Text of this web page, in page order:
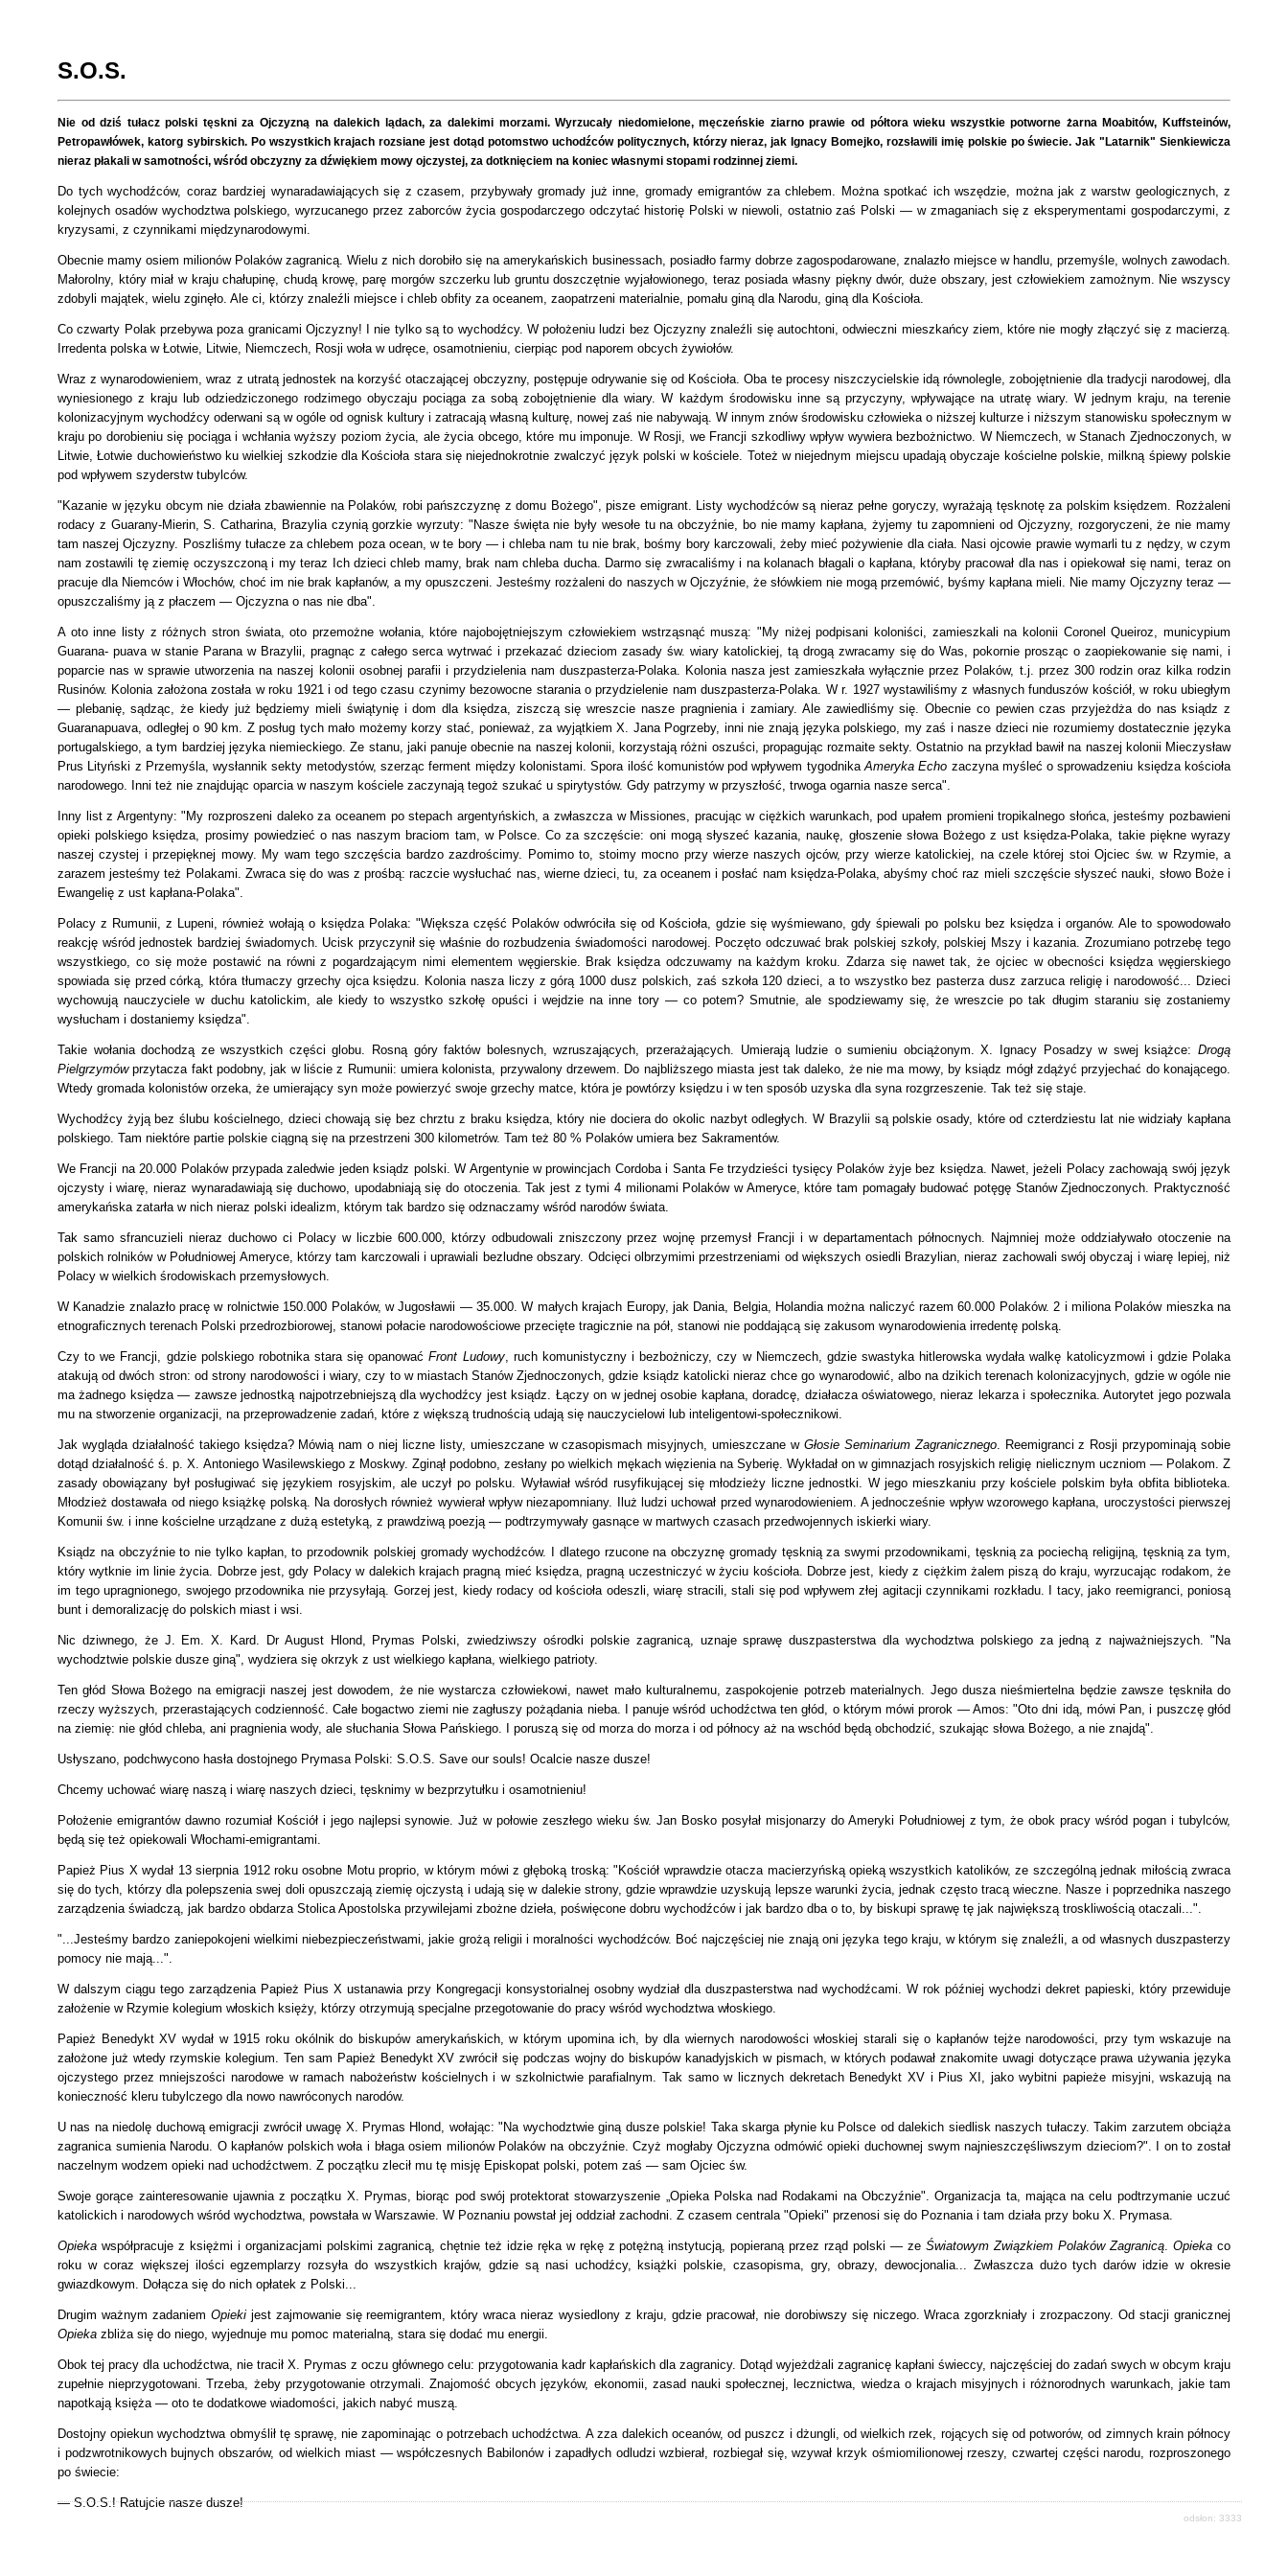
S.O.S.
Nie od dziś tułacz polski tęskni za Ojczyzną na dalekich lądach, za dalekimi morzami. Wyrzucały niedomielone, męczeńskie ziarno prawie od półtora wieku wszystkie potworne żarna Moabitów, Kuffsteinów,
Petropawłówek, katorg sybirskich. Po wszystkich krajach rozsiane jest dotąd potomstwo uchodźców politycznych, którzy nieraz, jak Ignacy Bomejko, rozsławili imię polskie po świecie. Jak "Latarnik" Sienkiewicza
nieraz płakali w samotności, wśród obczyzny za dźwiękiem mowy ojczystej, za dotknięciem na koniec własnymi stopami rodzinnej ziemi.
Do tych wychodźców, coraz bardziej wynaradawiających się z czasem, przybywały gromady już inne, gromady emigrantów za chlebem. Można spotkać ich wszędzie, można jak z warstw geologicznych, z
kolejnych osadów wychodztwa polskiego, wyrzucanego przez zaborców życia gospodarczego odczytać historię Polski w niewoli, ostatnio zaś Polski — w zmaganiach się z eksperymentami gospodarczymi, z
kryzysami, z czynnikami międzynarodowymi.
Obecnie mamy osiem milionów Polaków zagranicą. Wielu z nich dorobiło się na amerykańskich businessach, posiadło farmy dobrze zagospodarowane, znalazło miejsce w handlu, przemyśle, wolnych zawodach.
Małorolny, który miał w kraju chałupinę, chudą krowę, parę morgów szczerku lub gruntu doszczętnie wyjałowionego, teraz posiada własny piękny dwór, duże obszary, jest człowiekiem zamożnym. Nie wszyscy
zdobyli majątek, wielu zginęło. Ale ci, którzy znaleźli miejsce i chleb obfity za oceanem, zaopatrzeni materialnie, pomału giną dla Narodu, giną dla Kościoła.
Co czwarty Polak przebywa poza granicami Ojczyzny! I nie tylko są to wychodźcy. W położeniu ludzi bez Ojczyzny znaleźli się autochtoni, odwieczni mieszkańcy ziem, które nie mogły złączyć się z macierzą.
Irredenta polska w Łotwie, Litwie, Niemczech, Rosji woła w udręce, osamotnieniu, cierpiąc pod naporem obcych żywiołów.
Wraz z wynarodowieniem, wraz z utratą jednostek na korzyść otaczającej obczyzny, postępuje odrywanie się od Kościoła. Oba te procesy niszczycielskie idą równolegle, zobojętnienie dla tradycji narodowej, dla
wyniesionego z kraju lub odziedziczonego rodzimego obyczaju pociąga za sobą zobojętnienie dla wiary.W każdym środowisku inne są przyczyny, wpływające na utratę wiary. W jednym kraju, na terenie
kolonizacyjnym wychodźcy oderwani są w ogóle od ognisk kultury i zatracają własną kulturę, nowej zaś nie nabywają. W innym znów środowisku człowieka o niższej kulturze i niższym stanowisku społecznym w
kraju po dorobieniu się pociąga i wchłania wyższy poziom życia, ale życia obcego, które mu imponuje. W Rosji, we Francji szkodliwy wpływ wywiera bezbożnictwo. W Niemczech, w Stanach Zjednoczonych, w
Litwie, Łotwie duchowieństwo ku wielkiej szkodzie dla Kościoła stara się niejednokrotnie zwalczyć język polski w kościele. Toteż w niejednym miejscu upadają obyczaje kościelne polskie, milkną śpiewy polskie
pod wpływem szyderstw tubylców.
"Kazanie w języku obcym nie działa zbawiennie na Polaków, robi pańszczyznę z domu Bożego", pisze emigrant. Listy wychodźców są nieraz pełne goryczy, wyrażają tęsknotę za polskim księdzem. Rozżaleni
rodacy z Guarany-Mierin, S. Catharina, Brazylia czynią gorzkie wyrzuty: "Nasze święta nie były wesołe tu na obczyźnie, bo nie mamy kapłana, żyjemy tu zapomnieni od Ojczyzny, rozgoryczeni, że nie mamy
tam naszej Ojczyzny. Poszliśmy tułacze za chlebem poza ocean, w te bory — i chleba nam tu nie brak, bośmy bory karczowali, żeby mieć pożywienie dla ciała. Nasi ojcowie prawie wymarli tu z nędzy, w czym
nam zostawili tę ziemię oczyszczoną i my teraz Ich dzieci chleb mamy, brak nam chleba ducha. Darmo się zwracaliśmy i na kolanach błagali o kapłana, któryby pracował dla nas i opiekował się nami, teraz on
pracuje dla Niemców i Włochów, choć im nie brak kapłanów, a my opuszczeni. Jesteśmy rozżaleni do naszych w Ojczyźnie, że słówkiem nie mogą przemówić, byśmy kapłana mieli. Nie mamy Ojczyzny teraz —
opuszczaliśmy ją z płaczem — Ojczyzna o nas nie dba".
A oto inne listy z różnych stron świata, oto przemożne wołania, które najobojętniejszym człowiekiem wstrząsnąć muszą: "My niżej podpisani koloniści, zamieszkali na kolonii Coronel Queiroz, municypium
Guarana- puava w stanie Parana w Brazylii, pragnąc z całego serca wytrwać i przekazać dzieciom zasady św. wiary katolickiej, tą drogą zwracamy się do Was, pokornie prosząc o zaopiekowanie się nami, i
poparcie nas w sprawie utworzenia na naszej kolonii osobnej parafii i przydzielenia nam duszpasterza-Polaka. Kolonia nasza jest zamieszkała wyłącznie przez Polaków, t.j. przez 300 rodzin oraz kilka rodzin
Rusinów. Kolonia założona została w roku 1921 i od tego czasu czynimy bezowocne starania o przydzielenie nam duszpasterza-Polaka. W r. 1927 wystawiliśmy z własnych funduszów kościół, w roku ubiegłym
— plebanię, sądząc, że kiedy już będziemy mieli świątynię i dom dla księdza, ziszczą się wreszcie nasze pragnienia i zamiary. Ale zawiedliśmy się. Obecnie co pewien czas przyjeżdża do nas ksiądz z
Guaranapuava, odległej o 90 km. Z posług tych mało możemy korzy stać, ponieważ, za wyjątkiem X. Jana Pogrzeby, inni nie znają języka polskiego, my zaś i nasze dzieci nie rozumiemy dostatecznie języka
portugalskiego, a tym bardziej języka niemieckiego.Ze stanu, jaki panuje obecnie na naszej kolonii, korzystają różni oszuści, propagując rozmaite sekty. Ostatnio na przykład bawił na naszej kolonii Mieczysław
Prus Lityński z Przemyśla, wysłannik sekty metodystów, szerząc ferment między kolonistami. Spora ilość komunistów pod wpływem tygodnikaAmeryka Echo zaczyna myśleć o sprowadzeniu księdza kościoła
narodowego. Inni też nie znajdując oparcia w naszym kościele zaczynają tegoż szukać u spirytystów. Gdy patrzymy w przyszłość, trwoga ogarnia nasze serca".
Inny list z Argentyny:"My rozproszeni daleko za oceanem po stepach argentyńskich, a zwłaszcza w Missiones, pracując w ciężkich warunkach, pod upałem promieni tropikalnego słońca, jesteśmy pozbawieni
opieki polskiego księdza, prosimy powiedzieć o nas naszym braciom tam, w Polsce. Co za szczęście: oni mogą słyszeć kazania, naukę, głoszenie słowa Bożego z ust księdza-Polaka, takie piękne wyrazy
naszej czystej i przepięknej mowy. My wam tego szczęścia bardzo zazdrościmy. Pomimo to, stoimy mocno przy wierze naszych ojców, przy wierze katolickiej, na czele której stoi Ojciec św. w Rzymie, a
zarazem jesteśmy też Polakami. Zwraca się do was z prośbą: raczcie wysłuchać nas, wierne dzieci, tu, za oceanem i posłać nam księdza-Polaka, abyśmy choć raz mieli szczęście słyszeć nauki, słowo Boże i
Ewangelię z ust kapłana-Polaka".
Polacy z Rumunii, z Lupeni, również wołają o księdza Polaka: "Większa część Polaków odwróciła się od Kościoła, gdzie się wyśmiewano, gdy śpiewali po polsku bez księdza i organów. Ale to spowodowało
reakcję wśród jednostek bardziej świadomych. Ucisk przyczynił się właśnie do rozbudzenia świadomości narodowej. Poczęto odczuwać brak polskiej szkoły, polskiej Mszy i kazania. Zrozumiano potrzebę tego
wszystkiego, co się może postawić na równi z pogardzającym nimi elementem węgierskie. Brak księdza odczuwamy na każdym kroku. Zdarza się nawet tak, że ojciec w obecności księdza węgierskiego
spowiada się przed córką, która tłumaczy grzechy ojca księdzu. Kolonia nasza liczy z górą 1000 dusz polskich, zaś szkoła 120 dzieci, a to wszystko bez pasterza dusz zarzuca religię i narodowość... Dzieci
wychowują nauczyciele w duchu katolickim, ale kiedy to wszystko szkołę opuści i wejdzie na inne tory — co potem? Smutnie, ale spodziewamy się, że wreszcie po tak długim staraniu się zostaniemy
wysłucham i dostaniemy księdza".
Takie wołania dochodzą ze wszystkich części globu. Rosną góry faktów bolesnych, wzruszających, przerażających. Umierają ludzie o sumieniu obciążonym. X. Ignacy Posadzy w swej książce: Drogą
Pielgrzymówprzytacza fakt podobny, jak w liście z Rumunii: umiera kolonista, przywalony drzewem. Do najbliższego miasta jest tak daleko, że nie ma mowy, by ksiądz mógł zdążyć przyjechać do konającego.
Wtedy gromada kolonistów orzeka, że umierający syn może powierzyć swoje grzechy matce, która je powtórzy księdzu i w ten sposób uzyska dla syna rozgrzeszenie. Tak też się staje.
Wychodźcy żyją bez ślubu kościelnego, dzieci chowają się bez chrztu z braku księdza, który nie dociera do okolic nazbyt odległych. W Brazylii są polskie osady, które od czterdziestu lat nie widziały kapłana
polskiego. Tam niektóre partie polskie ciągną się na przestrzeni 300 kilometrów. Tam też 80 % Polaków umiera bez Sakramentów.
We Francji na 20.000 Polaków przypada zaledwie jeden ksiądz polski. W Argentynie w prowincjach Cordoba i Santa Fe trzydzieści tysięcy Polaków żyje bez księdza. Nawet, jeżeli Polacy zachowają swój język
ojczysty i wiarę, nieraz wynaradawiają się duchowo, upodabniają się do otoczenia. Tak jest z tymi 4 milionami Polaków w Ameryce, które tam pomagały budować potęgę Stanów Zjednoczonych. Praktyczność
amerykańska zatarła w nich nieraz polski idealizm, którym tak bardzo się odznaczamy wśród narodów świata.
Tak samo sfrancuzieli nieraz duchowo ci Polacy w liczbie 600.000, którzy odbudowali zniszczony przez wojnę przemysł Francji i w departamentach północnych. Najmniej może oddziaływało otoczenie na
polskich rolników w Południowej Ameryce, którzy tam karczowali i uprawiali bezludne obszary. Odcięci olbrzymimi przestrzeniami od większych osiedli Brazylian, nieraz zachowali swój obyczaj i wiarę lepiej, niż
Polacy w wielkich środowiskach przemysłowych.
W Kanadzie znalazło pracę w rolnictwie 150.000 Polaków, w Jugosławii — 35.000. W małych krajach Europy, jak Dania, Belgia, Holandia można naliczyć razem 60.000 Polaków. 2 i miliona Polaków mieszka na
etnograficznych terenach Polski przedrozbiorowej, stanowi połacie narodowościowe przecięte tragicznie na pół, stanowi nie poddającą się zakusom wynarodowienia irredentę polską.
Czy to we Francji, gdzie polskiego robotnika stara się opanowaćFront Ludowy, ruch komunistyczny i bezbożniczy, czy w Niemczech, gdzie swastyka hitlerowska wydała walkę katolicyzmowi i gdzie Polaka
atakują od dwóch stron: od strony narodowości i wiary, czy to w miastach Stanów Zjednoczonych, gdzie ksiądz katolicki nieraz chce go wynarodowić, albo na dzikich terenach kolonizacyjnych, gdzie w ogóle nie
ma żadnego księdza — zawsze jednostką najpotrzebniejszą dla wychodźcy jest ksiądz. Łączy on w jednej osobie kapłana, doradcę, działacza oświatowego, nieraz lekarza i społecznika. Autorytet jego pozwala
mu na stworzenie organizacji, na przeprowadzenie zadań, które z większą trudnością udają się nauczycielowi lub inteligentowi-społecznikowi.
Jak wygląda działalność takiego księdza? Mówią nam o niej liczne listy, umieszczane w czasopismach misyjnych, umieszczane w Głosie Seminarium Zagranicznego. Reemigranci z Rosji przypominają sobie
dotąd działalność ś. p. X. Antoniego Wasilewskiego z Moskwy. Zginął podobno, zesłany po wielkich mękach więzienia na Syberię. Wykładał on w gimnazjach rosyjskich religię nielicznym uczniom — Polakom. Z
zasady obowiązany był posługiwać się językiem rosyjskim, ale uczył po polsku. Wyławiał wśród rusyfikującej się młodzieży liczne jednostki. W jego mieszkaniu przy kościele polskim była obfita biblioteka.
Młodzież dostawała od niego książkę polską. Na dorosłych również wywierał wpływ niezapomniany. Iluż ludzi uchował przed wynarodowieniem.A jednocześnie wpływ wzorowego kapłana, uroczystości pierwszej
Komunii św. i inne kościelne urządzane z dużą estetyką, z prawdziwą poezją — podtrzymywały gasnące w martwych czasach przedwojennych iskierki wiary.
Ksiądz na obczyźnie to nie tylko kapłan, to przodownik polskiej gromady wychodźców. I dlatego rzucone na obczyznę gromady tęsknią za swymi przodownikami, tęsknią za pociechą religijną, tęsknią za tym,
który wytknie im linie życia. Dobrze jest, gdy Polacy w dalekich krajach pragną mieć księdza, pragną uczestniczyć w życiu kościoła. Dobrze jest, kiedy z ciężkim żalem piszą do kraju, wyrzucając rodakom, że
im tego upragnionego, swojego przodownika nie przysyłają. Gorzej jest, kiedy rodacy od kościoła odeszli, wiarę stracili, stali się pod wpływem złej agitacji czynnikami rozkładu. I tacy, jako reemigranci, poniosą
bunt i demoralizację do polskich miast i wsi.
Nic dziwnego, że J. Em. X. Kard. Dr August Hlond, Prymas Polski, zwiedziwszy ośrodki polskie zagranicą, uznaje sprawę duszpasterstwa dla wychodztwa polskiego za jedną z najważniejszych. "Na
wychodztwie polskie dusze giną", wydziera się okrzyk z ust wielkiego kapłana, wielkiego patrioty.
Ten głód Słowa Bożego na emigracji naszej jest dowodem, że nie wystarcza człowiekowi, nawet mało kulturalnemu, zaspokojenie potrzeb materialnych. Jego dusza nieśmiertelna będzie zawsze tęskniła do
rzeczy wyższych, przerastających codzienność. Całe bogactwo ziemi nie zagłuszy pożądania nieba. I panuje wśród uchodźctwa ten głód, o którym mówi prorok — Amos: "Oto dni idą, mówi Pan, i puszczę głód
na ziemię: nie głód chleba, ani pragnienia wody, ale słuchania Słowa Pańskiego. I poruszą się od morza do morza i od północy aż na wschód będą obchodzić, szukając słowa Bożego, a nie znajdą".
Usłyszano, podchwycono hasła dostojnego Prymasa Polski: S.O.S. Save our souls! Ocalcie nasze dusze!
Chcemy uchować wiarę naszą i wiarę naszych dzieci, tęsknimy w bezprzytułku i osamotnieniu!
Położenie emigrantów dawno rozumiał Kościół i jego najlepsi synowie. Już w połowie zeszłego wieku św. Jan Bosko posyłał misjonarzy do Ameryki Południowej z tym, że obok pracy wśród pogan i tubylców,
będą się też opiekowali Włochami-emigrantami.
Papież Pius X wydał 13 sierpnia 1912 roku osobne Motu proprio, w którym mówi z głęboką troską: "Kościół wprawdzie otacza macierzyńską opieką wszystkich katolików, ze szczególną jednak miłością zwraca
się do tych, którzy dla polepszenia swej doli opuszczają ziemię ojczystą i udają się w dalekie strony, gdzie wprawdzie uzyskują lepsze warunki życia, jednak często tracą wieczne. Nasze i poprzednika naszego
zarządzenia świadczą, jak bardzo obdarza Stolica Apostolska przywilejami zbożne dzieła, poświęcone dobru wychodźców i jak bardzo dba o to, by biskupi sprawę tę jak największą troskliwością otaczali...".
"...Jesteśmy bardzo zaniepokojeni wielkimi niebezpieczeństwami, jakie grożą religii i moralności wychodźców. Boć najczęściej nie znają oni języka tego kraju, w którym się znaleźli, a od własnych duszpasterzy
pomocy nie mają...".
W dalszym ciągu tego zarządzenia Papież Pius X ustanawia przy Kongregacji konsystorialnej osobny wydział dla duszpasterstwa nad wychodźcami. W rok później wychodzi dekret papieski, który przewiduje
założenie w Rzymie kolegium włoskich księży, którzy otrzymują specjalne przegotowanie do pracy wśród wychodztwa włoskiego.
Papież Benedykt XV wydał w 1915 roku okólnik do biskupów amerykańskich, w którym upomina ich, by dla wiernych narodowości włoskiej starali się o kapłanów tejże narodowości, przy tym wskazuje na
założone już wtedy rzymskie kolegium.Ten sam Papież Benedykt XV zwrócił się podczas wojny do biskupów kanadyjskich w pismach, w których podawał znakomite uwagi dotyczące prawa używania języka
ojczystego przez mniejszości narodowe w ramach nabożeństw kościelnych i w szkolnictwie parafialnym. Tak samo w licznych dekretach Benedykt XV i Pius XI, jako wybitni papieże misyjni, wskazują na
konieczność kleru tubylczego dla nowo nawróconych narodów.
U nas na niedolę duchową emigracji zwrócił uwagę X. Prymas Hlond, wołając: "Na wychodztwie giną dusze polskie! Taka skarga płynie ku Polsce od dalekich siedlisk naszych tułaczy. Takim zarzutem obciąża
zagranica sumienia Narodu. O kapłanów polskich woła i błaga osiem milionów Polaków na obczyźnie. Czyż mogłaby Ojczyzna odmówić opieki duchownej swym najnieszczęśliwszym dzieciom?".
I on to został
naczelnym wodzem opieki nad uchodźctwem. Z początku zlecił mu tę misję Episkopat polski, potem zaś — sam Ojciec św.
Swoje gorące zainteresowanie ujawnia z początku X. Prymas, biorąc pod swój protektorat stowarzyszenie „Opieka Polska nad Rodakami na Obczyźnie". Organizacja ta, mająca na celu podtrzymanie uczuć
katolickich i narodowych wśród wychodztwa, powstała w Warszawie. W Poznaniu powstał jej oddział zachodni. Z czasem centrala "Opieki" przenosi się do Poznania i tam działa przy boku X. Prymasa.
Opieka współpracuje z księżmi i organizacjami polskimi zagranicą, chętnie też idzie ręka w rękę z potężną instytucją, popieraną przez rząd polski — zeŚwiatowym Związkiem Polaków Zagranicą.Opieka co
roku w coraz większej ilości egzemplarzy rozsyła do wszystkich krajów, gdzie są nasi uchodźcy, książki polskie, czasopisma, gry, obrazy, dewocjonalia... Zwłaszcza dużo tych darów idzie w okresie
gwiazdkowym. Dołącza się do nich opłatek z Polski...
Drugim ważnym zadaniem Opiekijest zajmowanie się reemigrantem, który wraca nieraz wysiedlony z kraju, gdzie pracował, nie dorobiwszy się niczego. Wraca zgorzkniały i zrozpaczony. Od stacji granicznej
Opieka zbliża się do niego, wyjednuje mu pomoc materialną, stara się dodać mu energii.
Obok tej pracy dla uchodźctwa, nie tracił X. Prymas z oczu głównego celu: przygotowania kadr kapłańskich dla zagranicy. Dotąd wyjeżdżali zagranicę kapłani świeccy, najczęściej do zadań swych w obcym kraju
zupełnie nieprzygotowani. Trzeba, żeby przygotowanie otrzymali. Znajomość obcych języków, ekonomii, zasad nauki społecznej, lecznictwa, wiedza o krajach misyjnych i różnorodnych warunkach, jakie tam
napotkają księża — oto te dodatkowe wiadomości, jakich nabyć muszą.
Dostojny opiekun wychodztwa obmyślił tę sprawę, nie zapominając o potrzebach uchodźctwa.A zza dalekich oceanów, od puszcz i dżungli, od wielkich rzek, rojących się od potworów, od zimnych krain północy
i podzwrotnikowych bujnych obszarów, od wielkich miast — współczesnych Babilonów i zapadłych odludzi wzbierał, rozbiegał się, wzywał krzyk ośmiomilionowej rzeszy, czwartej części narodu, rozproszonego
po świecie:
— S.O.S.! Ratujcie nasze dusze!
odsłon: 3333